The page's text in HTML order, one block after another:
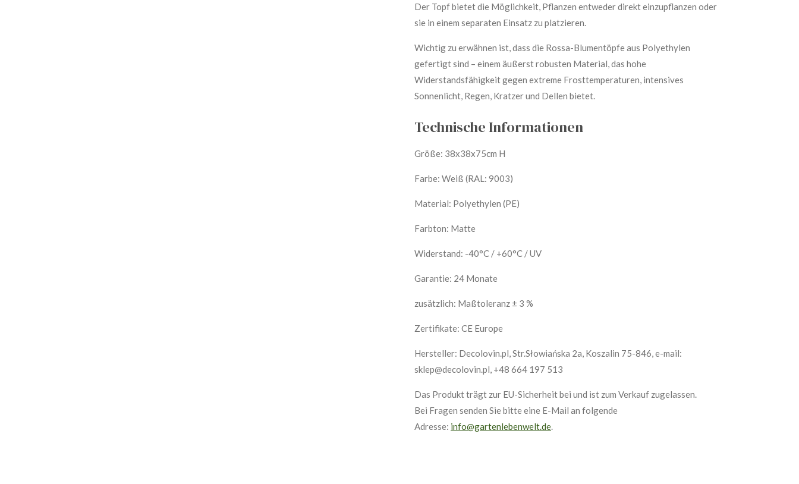
Der Topf bietet die Möglichkeit, Pflanzen entweder direkt einzupflanzen oder
sie in einem separaten Einsatz zu platzieren.
Wichtig zu erwähnen ist, dass die Rossa-Blumentöpfe aus Polyethylen
gefertigt sind – einem äußerst robusten Material, das hohe
Widerstandsfähigkeit gegen extreme Frosttemperaturen, intensives
Sonnenlicht, Regen, Kratzer und Dellen bietet.
Technische Informationen
Größe: 38x38x75cm H
Farbe: Weiß (RAL: 9003)
Material: Polyethylen (PE)
Farbton: Matte
Widerstand: -40°C / +60°C / UV
Garantie: 24 Monate
zusätzlich: Maßtoleranz ± 3 %
Zertifikate: CE Europe
Hersteller: Decolovin.pl, Str.Słowiańska 2a, Koszalin 75-846, e-mail:
sklep@decolovin.pl, +48 664 197 513
Das Produkt trägt zur EU-Sicherheit bei und ist zum Verkauf zugelassen.
Bei Fragen senden Sie bitte eine E-Mail an folgende
Adresse: info@gartenlebenwelt.de.